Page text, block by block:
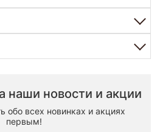
наши новости и акции
обо всех новинках и акциях
первым!